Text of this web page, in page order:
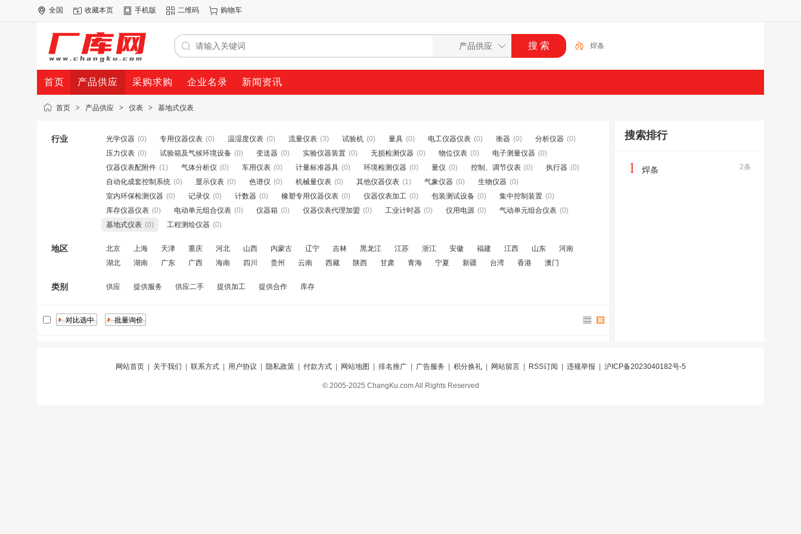
全国 收藏本页 手机版 二维码 购物车
焊条
首页 产品供应 采购求购 企业名录 新闻资讯
首页 > 产品供应 > 仪表 > 基地式仪表
行业 光学仪器 (0) 专用仪器仪表 (0) 温湿度仪表 (0) 流量仪表 (3) 试验机 (0) 量具 (0) 电工仪器仪表 (0) 衡器 (0) 分析仪器 (0)
压力仪表 (0) 试验箱及气候环境设备 (0) 变送器 (0) 实验仪器装置 (0) 无损检测仪器 (0) 物位仪表 (0) 电子测量仪器 (0)
仪器仪表配附件 (1) 气体分析仪 (0) 车用仪表 (0) 计量标准器具 (0) 环境检测仪器 (0) 量仪 (0) 控制、调节仪表 (0) 执行器 (0)
自动化成套控制系统 (0) 显示仪表 (0) 色谱仪 (0) 机械量仪表 (0) 其他仪器仪表 (1) 气象仪器 (0) 生物仪器 (0)
室内环保检测仪器 (0) 记录仪 (0) 计数器 (0) 橡塑专用仪器仪表 (0) 仪器仪表加工 (0) 包装测试设备 (0) 集中控制装置 (0)
库存仪器仪表 (0) 电动单元组合仪表 (0) 仪器箱 (0) 仪器仪表代理加盟 (0) 工业计时器 (0) 仪用电源 (0) 气动单元组合仪表 (0)
基地式仪表 (0) 工程测绘仪器 (0)
地区 北京 上海 天津 重庆 河北 山西 内蒙古 辽宁 吉林 黑龙江 江苏 浙江 安徽 福建 江西 山东
河南
湖北
湖南 广东 广西 海南 四川 贵州 云南 西藏 陕西 甘肃 青海 宁夏 新疆 台湾 香港 澳门
类别 供应 提供服务 供应二手 提供加工 提供合作 库存
搜索排行
2条
1 焊条
网站首页| 关于我们 联系方式| 用户协议 隐私政策| 付款方式| 网站地图 排名推广| 广告服务 积分换礼| 网站留言| RSS订阅 违规举报 沪ICP备2023040182号-5
© 2005-2025 ChangKu.com All Rights Reserved